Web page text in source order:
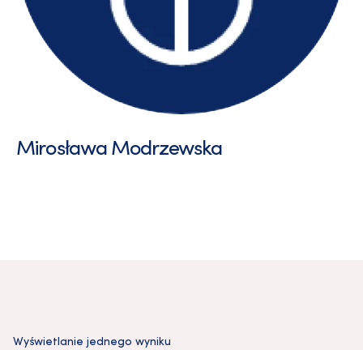
Mirosława Modrzewska
Wyświetlanie jednego wyniku